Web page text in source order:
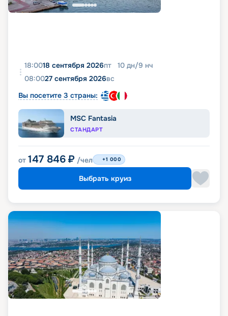
18:0018 сентября 2026пт 10 дн/9 нч
08:0027 сентября 2026вс
Вы посетите 3 страны:
MSC Fantasia
СТАНДАРТ
от 147 846 ₽ /чел +1 000
Выбрать круиз